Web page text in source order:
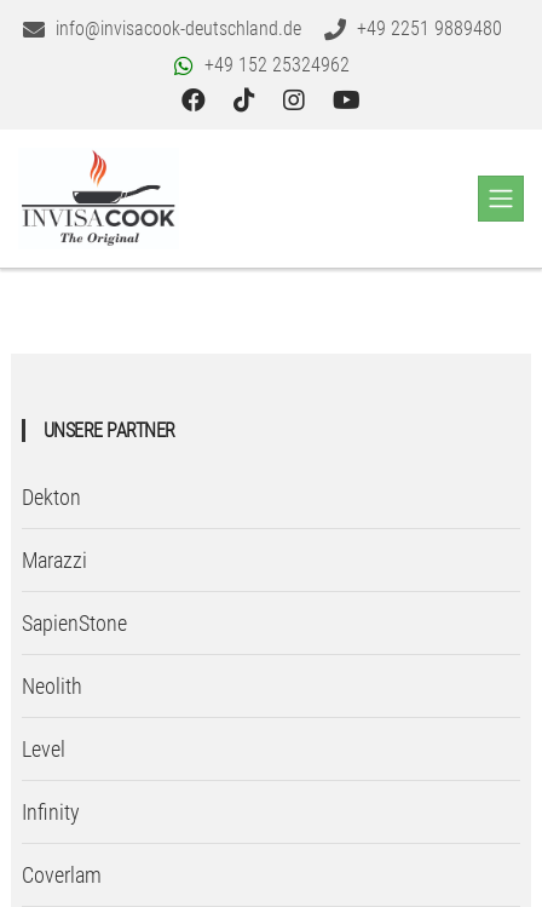
info@invisacook-deutschland.de
+49 2251 9889480
+49 152 25324962
UNSERE PARTNER
Dekton
Marazzi
SapienStone
Neolith
Level
Infinity
Coverlam